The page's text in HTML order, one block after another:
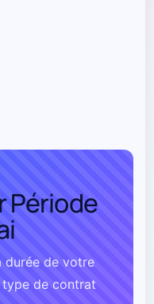
Période
durée de votre
de contrat